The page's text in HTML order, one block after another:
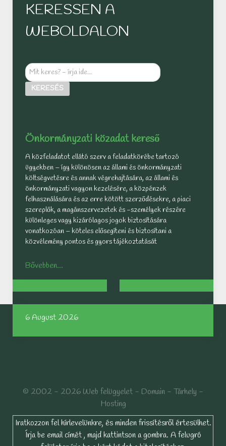
KERESSEN A
WEBOLDALON
Mit
keres?
- KERESÉS
Önkormányzati közadat kereső
A közfeladatot ellátó szerv a feladatkörébe tartozó
ügyekben – így különösen az állami és önkormányzati
költségvetésre és annak végrehajtására, az állami és
önkormányzati vagyon kezelésére, a közpénzek
felhasználására és az erre kötött szerződésekre, a piaci
szereplők, a magánszervezetek és -személyek részére
különleges vagy kizárólagos jogok biztosítására
vonatkozóan – köteles elősegíteni és biztosítani a
közvélemény pontos és gyors tájékoztatását
Bővebben...
6 August 2026
© 2002 - 2026 Web felügyelet - Domain - Tárhely -
Hosting
Iratkozzon fel hírlevelünkre, és minden frissítésről értesülhet.
Írja be email címét , majd kattintson a gombra. A felugró